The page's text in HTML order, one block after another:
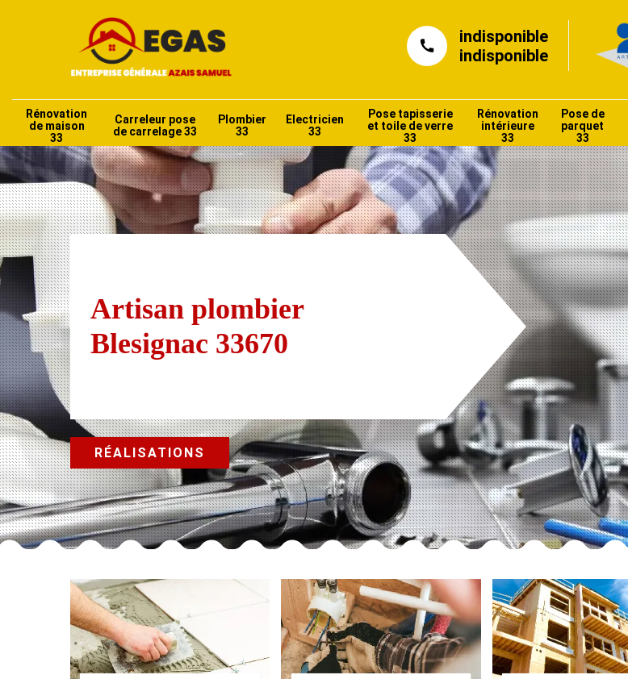
indisponible
indisponible
Rénovation
de maison
33
Carreleur pose
de carrelage 33
Plombier
33
Electricien
33
Pose tapisserie
et toile de verre
33
Rénovation
intérieure
33
Pose de
parquet
33
Artisan plombier
Blesignac 33670
RÉALISATIONS